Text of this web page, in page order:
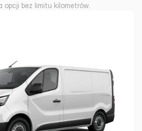
opcji bez limitu kilometrów.